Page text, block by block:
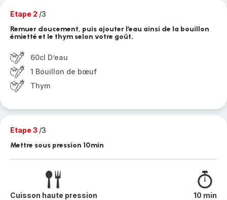
Etape 2 /3
Remuer doucement, puis ajouter l’eau ainsi de la bouillon
émietté et le thym selon votre goût.
60cl D’eau
1 Bouillon de bœuf
Thym
Etape 3 /3
Mettre sous pression 10min
Cuisson haute pression 10 min